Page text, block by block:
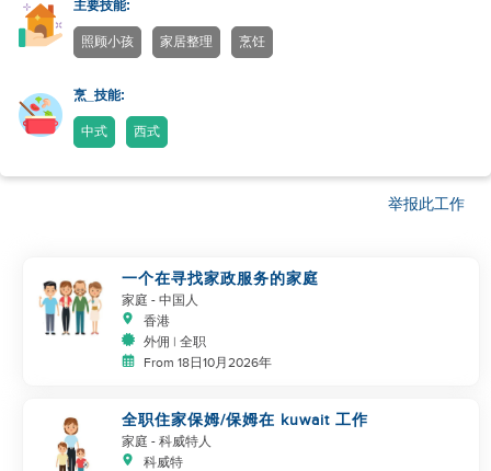
主要技能:
照顾小孩 家居整理 烹饪
烹_技能:
中式 西式
举报此工作
一个在寻找家政服务的家庭
家庭 - 中国人
香港
外佣 | 全职
From 18日10月2026年
全职住家保姆/保姆在 kuwait 工作
家庭 - 科威特人
科威特